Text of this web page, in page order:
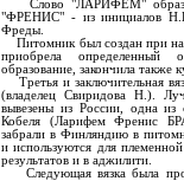
Слово "ЛАРИФЕМ"
"ФРЕНИС" - из инициалов
Фреды.
Питомник был создан при
приобрела определенный
образование, закончила
Третья и заключительная
(владелец Свиридова Н.).
вывезены из России, одна
Кобеля (Ларифем Френис
забрали в Финляндию в
и используются для
результатов и в аджилити.
Следующая вязка была